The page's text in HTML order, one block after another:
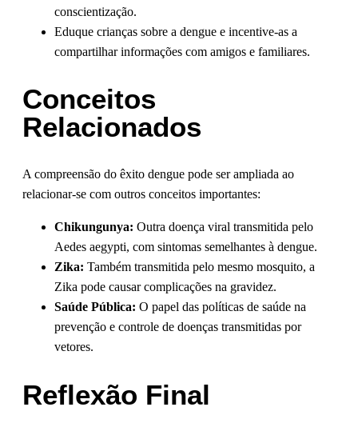
conscientização.
Eduque crianças sobre a dengue e incentive-as a
compartilhar informações com amigos e familiares.
Conceitos
Relacionados
A compreensão do êxito dengue pode ser ampliada ao
relacionar-se com outros conceitos importantes:
Chikungunya: Outra doença viral transmitida pelo
Aedes aegypti, com sintomas semelhantes à dengue.
Zika: Também transmitida pelo mesmo mosquito, a
Zika pode causar complicações na gravidez.
Saúde Pública: O papel das políticas de saúde na
prevenção e controle de doenças transmitidas por
vetores.
Reflexão Final